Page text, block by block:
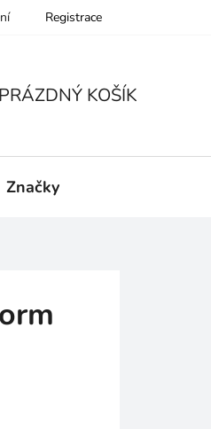
Registrace
PRÁZDNÝ KOŠÍK
Značky